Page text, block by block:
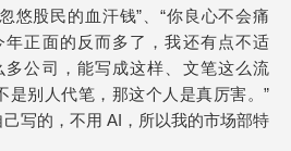
悠股民的血汗钱”、“你良心不会痛
年正面的反而多了，我还有点不适
多公司，能写成这样、文笔这么流
是别人代笔，那这个人是真厉害。”
写的，不用 AI，所以我的市场部特